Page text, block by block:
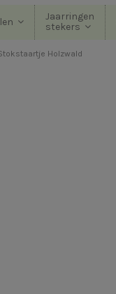
Jaarringen
stekers
Holzwald